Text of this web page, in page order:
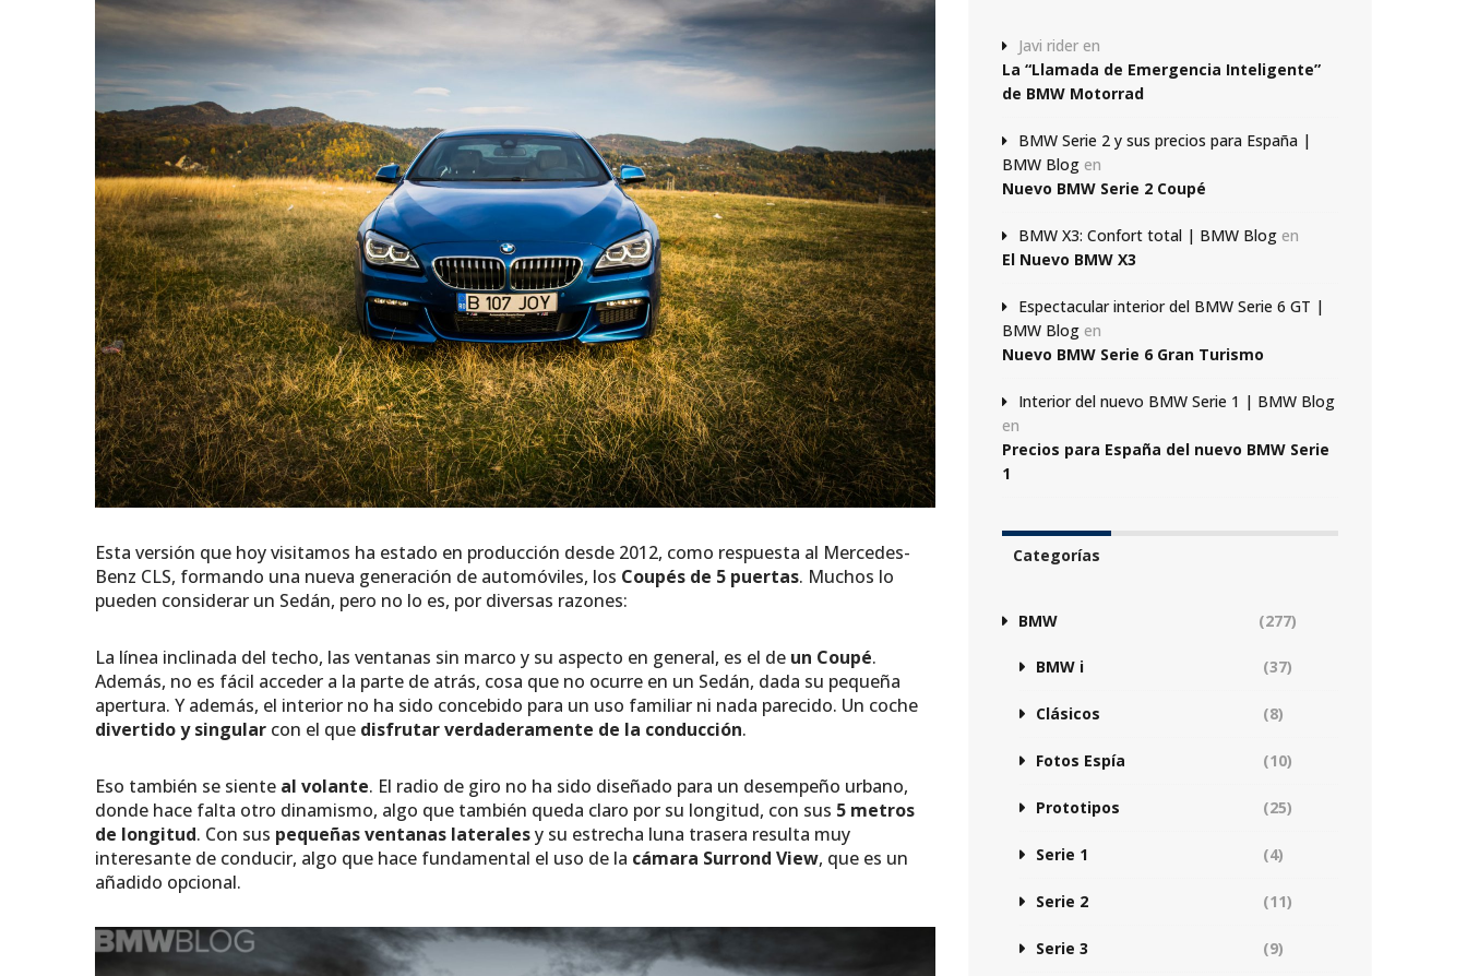
Esta versión que hoy visitamos ha estado en producción desde 2012, como respuesta al Mercedes-
Benz CLS, formando una nueva generación de automóviles, los Coupés de 5 puertas. Muchos lo
pueden considerar un Sedán, pero no lo es, por diversas razones:
La línea inclinada del techo, las ventanas sin marco y su aspecto en general, es el de un Coupé.
Además, no es fácil acceder a la parte de atrás, cosa que no ocurre en un Sedán, dada su pequeña
apertura. Y además, el interior no ha sido concebido para un uso familiar ni nada parecido. Un coche
divertido y singular con el que disfrutar verdaderamente de la conducción.
Eso también se siente al volante. El radio de giro no ha sido diseñado para un desempeño urbano,
donde hace falta otro dinamismo, algo que también queda claro por su longitud, con sus 5 metros
de longitud. Con sus pequeñas ventanas lateralesy su estrecha luna trasera resulta muy
interesante de conducir, algo que hace fundamental el uso de la cámara Surrond View, que es un
añadido opcional.
Javi rider en
La “Llamada de Emergencia Inteligente”
de BMW Motorrad
BMW Serie 2 y sus precios para España |
BMW Blog en
Nuevo BMW Serie 2 Coupé
BMW X3: Confort total | BMW Blog en
El Nuevo BMW X3
Espectacular interior del BMW Serie 6 GT |
BMW Blog en
Nuevo BMW Serie 6 Gran Turismo
Interior del nuevo BMW Serie 1 | BMW Blog
en
Precios para España del nuevo BMW Serie
1
Categorías
BMW (277)
BMW i (37)
Clásicos (8)
Fotos Espía (10)
Prototipos (25)
Serie 1 (4)
Serie 2 (11)
Serie 3 (9)